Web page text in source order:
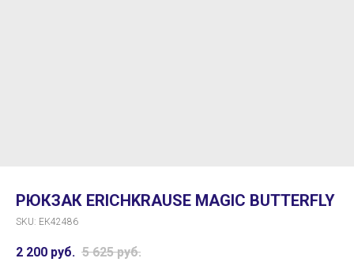
РЮКЗАК ERICHKRAUSE MAGIC BUTTERFLY
SKU: ЕК42486
2 200 руб. 5 625 руб.